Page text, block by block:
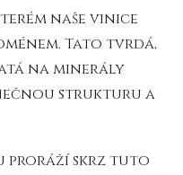
naše vinice
Tato tvrdá,
na minerály
strukturu a
proráží skrz tuto